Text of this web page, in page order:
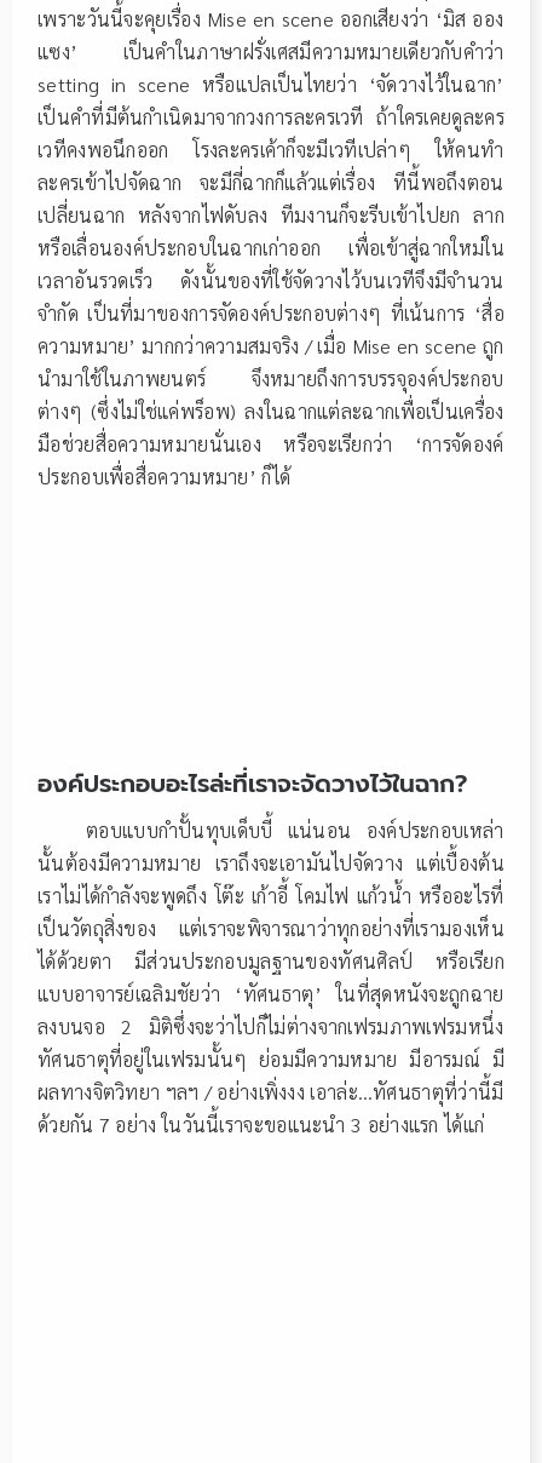
เพราะวันนี้จะคุยเรื่อง Mise en scene ออกเสียงว่า ‘มิส ออง
แซง’ เป็นคำในภาษาฝรั่งเศสมีความหมายเดียวกับคำว่า
setting in scene หรือแปลเป็นไทยว่า ‘จัดวางไว้ในฉาก’
เป็นคำที่มีต้นกำเนิดมาจากวงการละครเวที ถ้าใครเคยดูละคร
เวทีคงพอนึกออก โรงละครเค้าก็จะมีเวทีเปล่าๆ ให้คนทำ
ละครเข้าไปจัดฉาก จะมีกี่ฉากก็แล้วแต่เรื่อง ทีนี้พอถึงตอน
เปลี่ยนฉาก หลังจากไฟดับลง ทีมงานก็จะรีบเข้าไปยก ลาก
หรือเลื่อนองค์ประกอบในฉากเก่าออก เพื่อเข้าสู่ฉากใหม่ใน
เวลาอันรวดเร็ว ดังนั้นของที่ใช้จัดวางไว้บนเวทีจึงมีจำนวน
จำกัด เป็นที่มาของการจัดองค์ประกอบต่างๆ ที่เน้นการ ‘สื่อ
ความหมาย’ มากกว่าความสมจริง / เมื่อ Mise en scene ถูก
นำมาใช้ในภาพยนตร์ จึงหมายถึงการบรรจุองค์ประกอบ
ต่างๆ (ซึ่งไม่ใช่แค่พร็อพ) ลงในฉากแต่ละฉากเพื่อเป็นเครื่อง
มือช่วยสื่อความหมายนั่นเอง หรือจะเรียกว่า ‘การจัดองค์
ประกอบเพื่อสื่อความหมาย’ ก็ได้
องค์ประกอบอะไรล่ะที่เราจะจัดวางไว้ในฉาก?
ตอบแบบกำปั้นทุบเด็บบี้ แน่นอน องค์ประกอบเหล่า
นั้นต้องมีความหมาย เราถึงจะเอามันไปจัดวาง แต่เบื้องต้น
เราไม่ได้กำลังจะพูดถึง โต๊ะ เก้าอี้ โคมไฟ แก้วน้ำ หรืออะไรที่
เป็นวัตถุสิ่งของ แต่เราจะพิจารณาว่าทุกอย่างที่เรามองเห็น
ได้ด้วยตา มีส่วนประกอบมูลฐานของทัศนศิลป์ หรือเรียก
แบบอาจารย์เฉลิมชัยว่า ‘ทัศนธาตุ’ ในที่สุดหนังจะถูกฉาย
ลงบนจอ 2 มิติซึ่งจะว่าไปก็ไม่ต่างจากเฟรมภาพเฟรมหนึ่ง
ทัศนธาตุที่อยู่ในเฟรมนั้นๆ ย่อมมีความหมาย มีอารมณ์ มี
ผลทางจิตวิทยา ฯลฯ / อย่างเพิ่งงง เอาล่ะ…ทัศนธาตุที่ว่านี้มี
ด้วยกัน 7 อย่าง ในวันนี้เราจะขอแนะนำ 3 อย่างแรก ได้แก่